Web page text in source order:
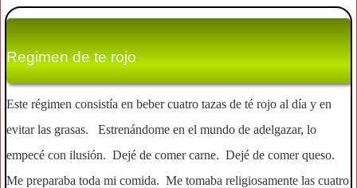
Regimen de te rojo
Este régimen consistía en beber cuatro tazas de té rojo al día y en
evitar las grasas. Estrenándome en el mundo de adelgazar, lo
empecé con ilusión. Dejé de comer carne. Dejé de comer queso.
Me preparaba toda mi comida. Me tomaba religiosamente las cuatro